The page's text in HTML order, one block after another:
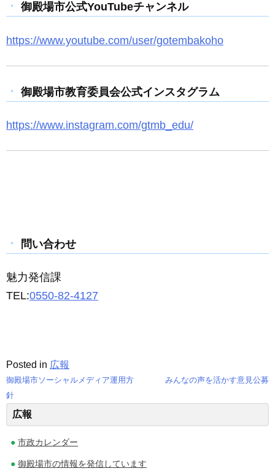
御殿場市公式YouTubeチャンネル
https://www.youtube.com/user/gotembakoho
御殿場市教育委員会公式インスタグラム
https://www.instagram.com/gtmb_edu/
問い合わせ
魅力発信課
TEL:0550-82-4127
Posted in 広報
投
稿
ナ
ビ
御殿場市ソーシャルメディア運用方
針
みんなの声を活かす意見公募
広報
市政カレンダー
御殿場市の情報を発信しています